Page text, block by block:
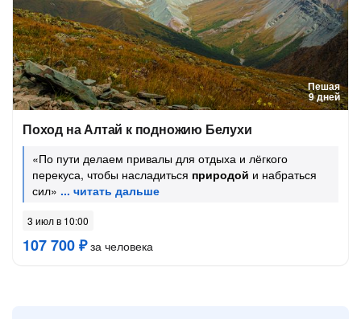
Пешая
9 дней
Поход на Алтай к подножию Белухи
«По пути делаем привалы для отдыха и лёгкого
перекуса, чтобы насладиться природой и набраться
сил»
3 июл в 10:00
107 700 ₽за человека